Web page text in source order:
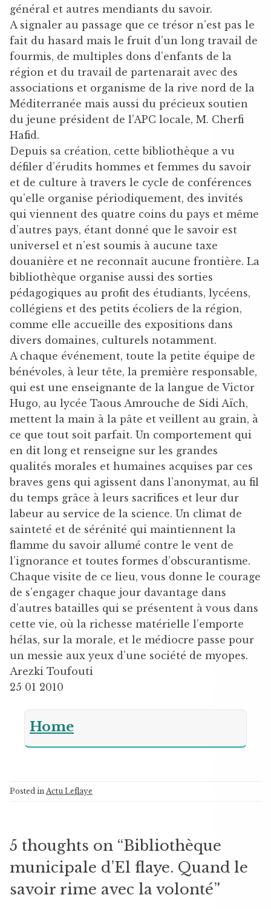
général et autres mendiants du savoir.
A signaler au passage que ce trésor n’est pas le
fait du hasard mais le fruit d’un long travail de
fourmis, de multiples dons d’enfants de la
région et du travail de partenarait avec des
associations et organisme de la rive nord de la
Méditerranée mais aussi du précieux soutien
du jeune président de l’APC locale, M. Cherfi
Hafid.
Depuis sa création, cette bibliothèque a vu
défiler d’érudits hommes et femmes du savoir
et de culture à travers le cycle de conférences
qu’elle organise périodiquement, des invités
qui viennent des quatre coins du pays et même
d’autres pays, étant donné que le savoir est
universel et n’est soumis à aucune taxe
douanière et ne reconnaît aucune frontière. La
bibliothèque organise aussi des sorties
pédagogiques au profit des étudiants, lycéens,
collégiens et des petits écoliers de la région,
comme elle accueille des expositions dans
divers domaines, culturels notamment.
A chaque événement, toute la petite équipe de
bénévoles, à leur tête, la première responsable,
qui est une enseignante de la langue de Victor
Hugo, au lycée Taous Amrouche de Sidi Aïch,
mettent la main à la pâte et veillent au grain, à
ce que tout soit parfait. Un comportement qui
en dit long et renseigne sur les grandes
qualités morales et humaines acquises par ces
braves gens qui agissent dans l’anonymat, au fil
du temps grâce à leurs sacrifices et leur dur
labeur au service de la science. Un climat de
sainteté et de sérénité qui maintiennent la
flamme du savoir allumé contre le vent de
l’ignorance et toutes formes d’obscurantisme.
Chaque visite de ce lieu, vous donne le courage
de s’engager chaque jour davantage dans
d’autres batailles qui se présentent à vous dans
cette vie, où la richesse matérielle l’emporte
hélas, sur la morale, et le médiocre passe pour
un messie aux yeux d’une société de myopes.
Arezki Toufouti
25 01 2010
Home
Posted in Actu Leflaye
5 thoughts on “Bibliothèque
municipale d’El flaye. Quand le
savoir rime avec la volonté”